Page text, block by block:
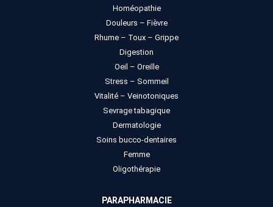
Homéopathie
Douleurs – Fièvre
Rhume – Toux – Grippe
Digestion
Oeil – Oreille
Stress – Sommeil
Vitalité – Veinotoniques
Sevrage tabagique
Dermatologie
Soins bucco-dentaires
Femme
Oligothérapie
PARAPHARMACIE